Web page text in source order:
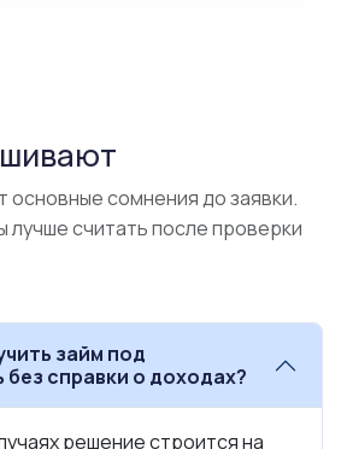
сомнения до заявки.
считать после проверки
займ под
справки о доходах?
решение строится на